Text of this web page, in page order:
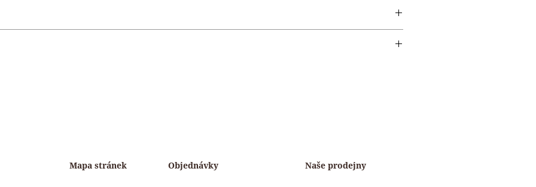
Mapa stránek Objednávky Naše prodejny